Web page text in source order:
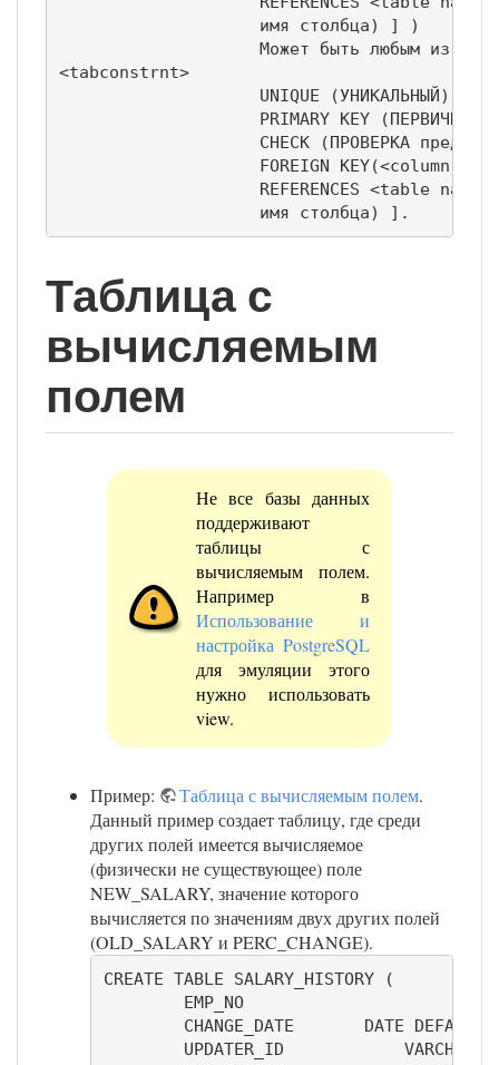
                    имя столбца) ] )
Может быть любым из
<tabconstrnt>
                    UNIQUE (УНИКАЛЬНЫЙ),
PRIMARY KEY (ПЕРВИЧНЫЙ
CHECK (ПРОВЕРКА
FOREIGN KEY(<column
REFERENCES <table
Таблица с
вычисляемым
полем
Не все базы данных
поддерживают
таблицы с
вычисляемым полем.
Например в
Использование и
настройка PostgreSQL
для эмуляции этого
нужно использовать
view.
Пример: Таблица с вычисляемым полем.
Данный пример создает таблицу, где среди
других полей имеется вычисляемое
(физически не существующее) поле
NEW_SALARY, значение которого
вычисляется по значениям двух других полей
(OLD_SALARY и PERC_CHANGE).
CREATE TABLE SALARY_HISTORY (